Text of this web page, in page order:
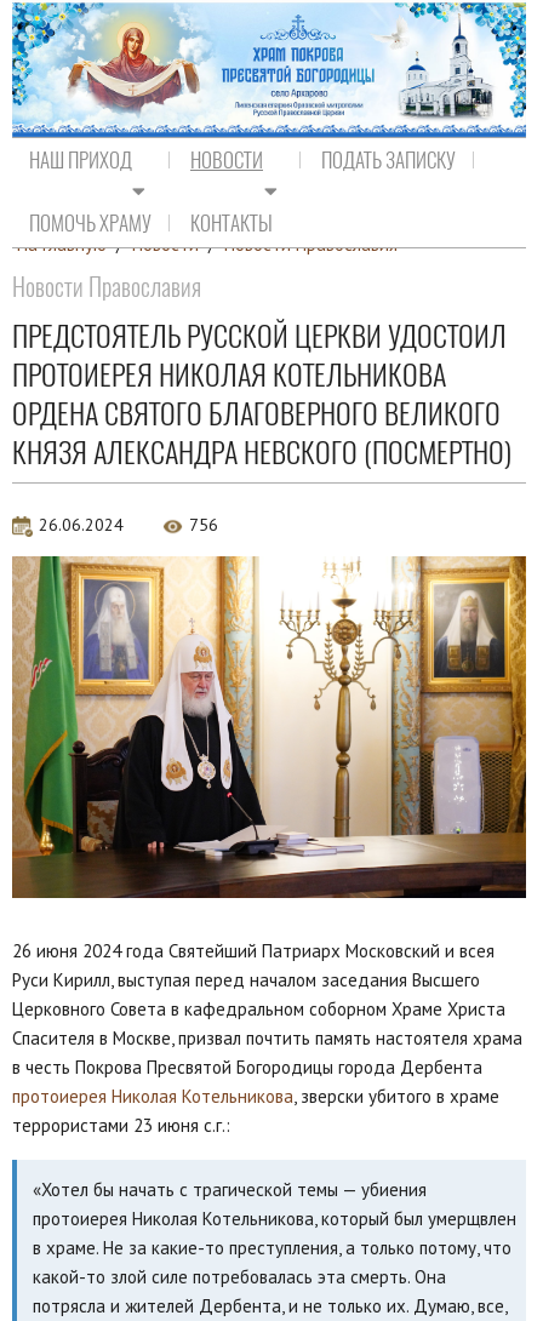
НАШ ПРИХОД НОВОСТИ ПОДАТЬ ЗАПИСКУ
ПОМОЧЬ ХРАМУ КОНТАКТЫ
На главную / Новости / Новости Православия
Новости Православия
ПРЕДСТОЯТЕЛЬ РУССКОЙ ЦЕРКВИ УДОСТОИЛ
ПРОТОИЕРЕЯ НИКОЛАЯ КОТЕЛЬНИКОВА
ОРДЕНА СВЯТОГО БЛАГОВЕРНОГО ВЕЛИКОГО
КНЯЗЯ АЛЕКСАНДРА НЕВСКОГО (ПОСМЕРТНО)
26.06.2024 756
26 июня 2024 года Святейший Патриарх Московский и всея
Руси Кирилл, выступая перед началом заседания Высшего
Церковного Совета в кафедральном соборном Храме Христа
Спасителя в Москве, призвал почтить память настоятеля храма
в честь Покрова Пресвятой Богородицы города Дербента
протоиерея Николая Котельникова, зверски убитого в храме
террористами 23 июня с.г.:
«Хотел бы начать с трагической темы — убиения
протоиерея Николая Котельникова, который был умерщвлен
в храме. Не за какие-то преступления, а только потому, что
какой-то злой силе потребовалась эта смерть. Она
потрясла и жителей Дербента, и не только их. Думаю, все,